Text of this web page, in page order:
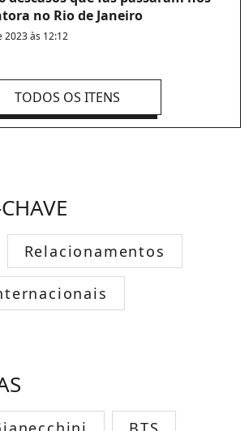
no Rio de Janeiro
2023 às 12:12
TODOS OS ITENS
Relacionamentos